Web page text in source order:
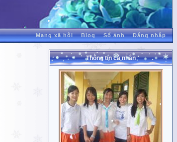
Mạng xã hội Blog Sổ ảnh Đăng nhập
Thông tin cá nhân